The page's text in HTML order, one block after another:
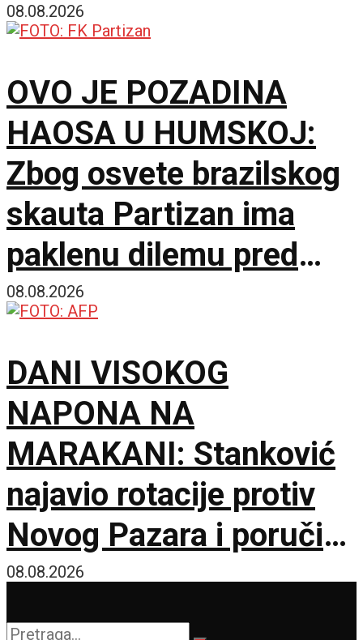
08.08.2026
OVO JE POZADINA
HAOSA U HUMSKOJ:
Zbog osvete brazilskog
skauta Partizan ima
paklenu dilemu pred
Hetafe!
08.08.2026
DANI VISOKOG
NAPONA NA
MARAKANI: Stanković
najavio rotacije protiv
Novog Pazara i poručio
– Nije pitanje života i
smrti, ali hoću
08.08.2026